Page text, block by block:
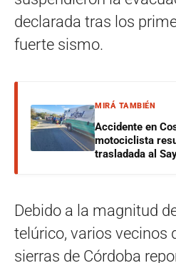
declarada tras los
fuerte sismo.
MIRÁ TAMBIÉN
Accidente en
motociclista
trasladada al
Debido a la magnitud
telúrico, varios vecinos
sierras de Córdoba